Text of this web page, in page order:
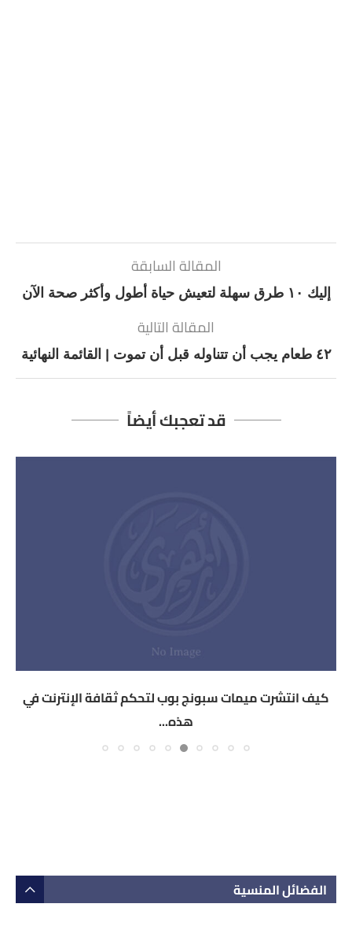
المقالة السابقة
إليك ١٠ طرق سهلة لتعيش حياة أطول وأكثر صحة الآن
المقالة التالية
٤٢ طعام يجب أن تتناوله قبل أن تموت | القائمة النهائية
قد تعجبك أيضاً
كيف انتشرت ميمات سبونج بوب لتحكم ثقافة الإنترنت في
هذه...
الفضائل المنسية